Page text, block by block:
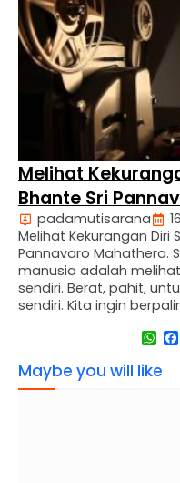
Melihat
Bhante Sri
padamutisarana
Melihat Kekurangan Diri
Pannavaro Mahathera.
manusia adalah
sendiri. Berat, pahit,
sendiri. Kita ingin
harapan berusaha
harapan adalah sesuatu
Maybe you will like